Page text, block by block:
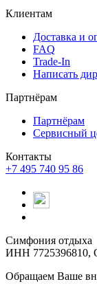
Клиентам
Доставка и
FAQ
Trade-In
Написать
Партнёрам
Партнёрам
Сервисный
Контакты
+7 495 740 95 86
Симфония отдыха
ИНН 7725396810,
Обращаем Ваше